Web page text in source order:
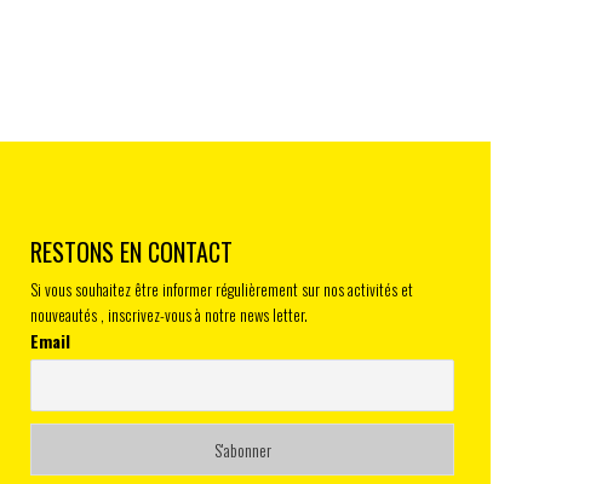
RESTONS EN CONTACT
Si vous souhaitez être informer régulièrement sur nos activités et
nouveautés , inscrivez-vous à notre news letter.
Email